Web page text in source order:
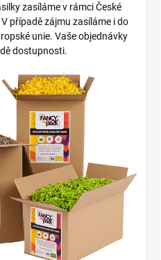
zasíláme v rámci České
případě zájmu zasíláme i do
unie. Vaše objednávky
dostupnosti.